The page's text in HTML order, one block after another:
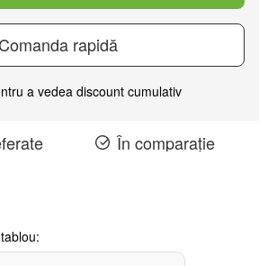
Comanda rapidă
a vedea discount cumulativ
În comparație